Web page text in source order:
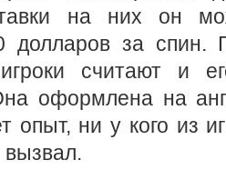
на них он
долларов за спин.
считают и
оформлена на
опыт, ни у кого из
вызвал.